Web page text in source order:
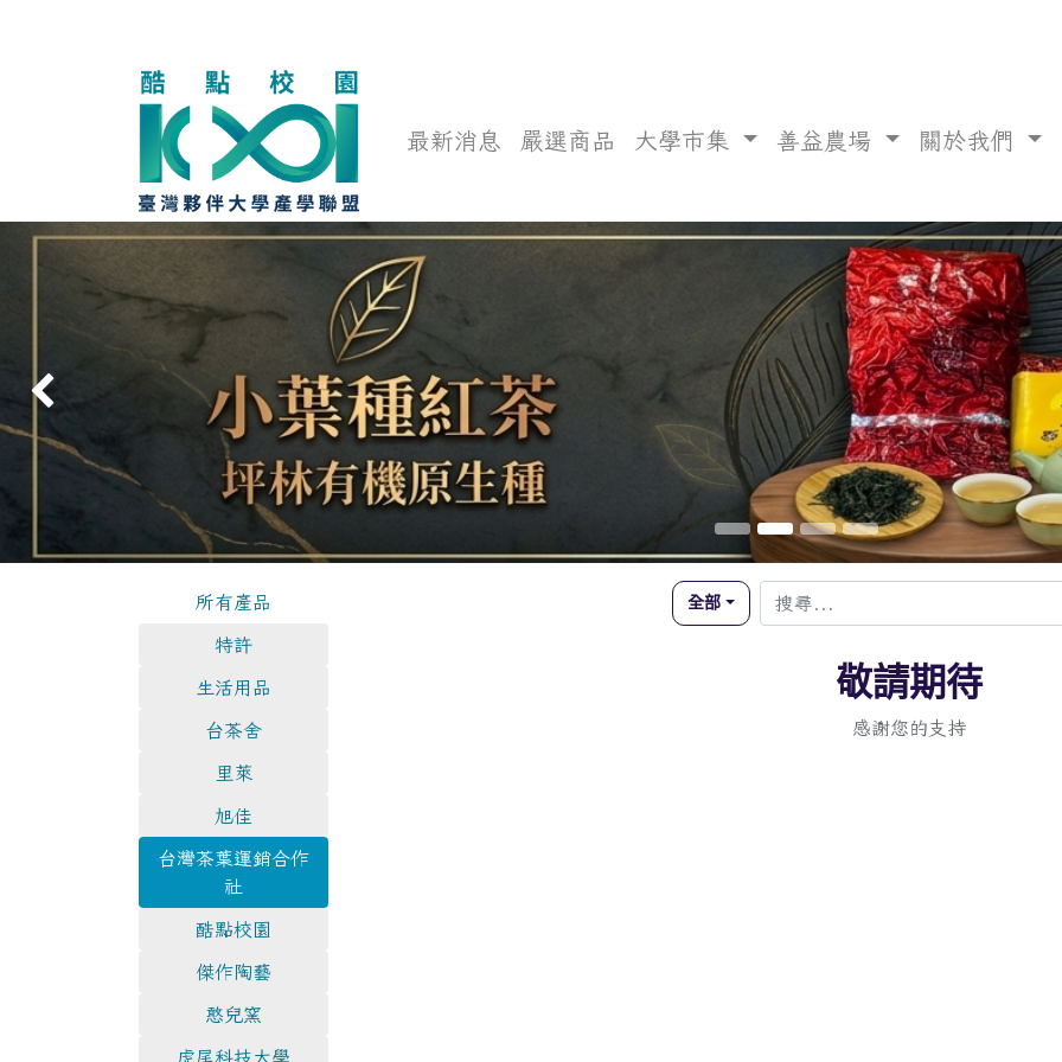
最新消息 嚴選商品 大學市集 善益農場 關於我們
前一頁
所有產品
特許
生活用品
台茶舍
里萊
旭佳
台灣茶葉運銷合作
社
酷點校園
傑作陶藝
憨兒窯
虎尾科技大學
全部
敬請期待
感謝您的支持